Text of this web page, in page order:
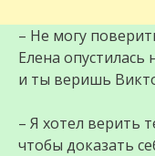
– Не могу
Елена опустилась
и ты веришь
– Я хотел верить
чтобы доказать